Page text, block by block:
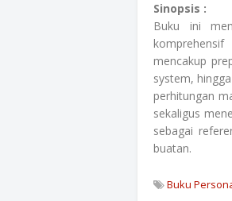
Sinopsis :
Buku ini
mencakup
system,
perhitungan
sekaligus
sebagai
buatan.
Buku